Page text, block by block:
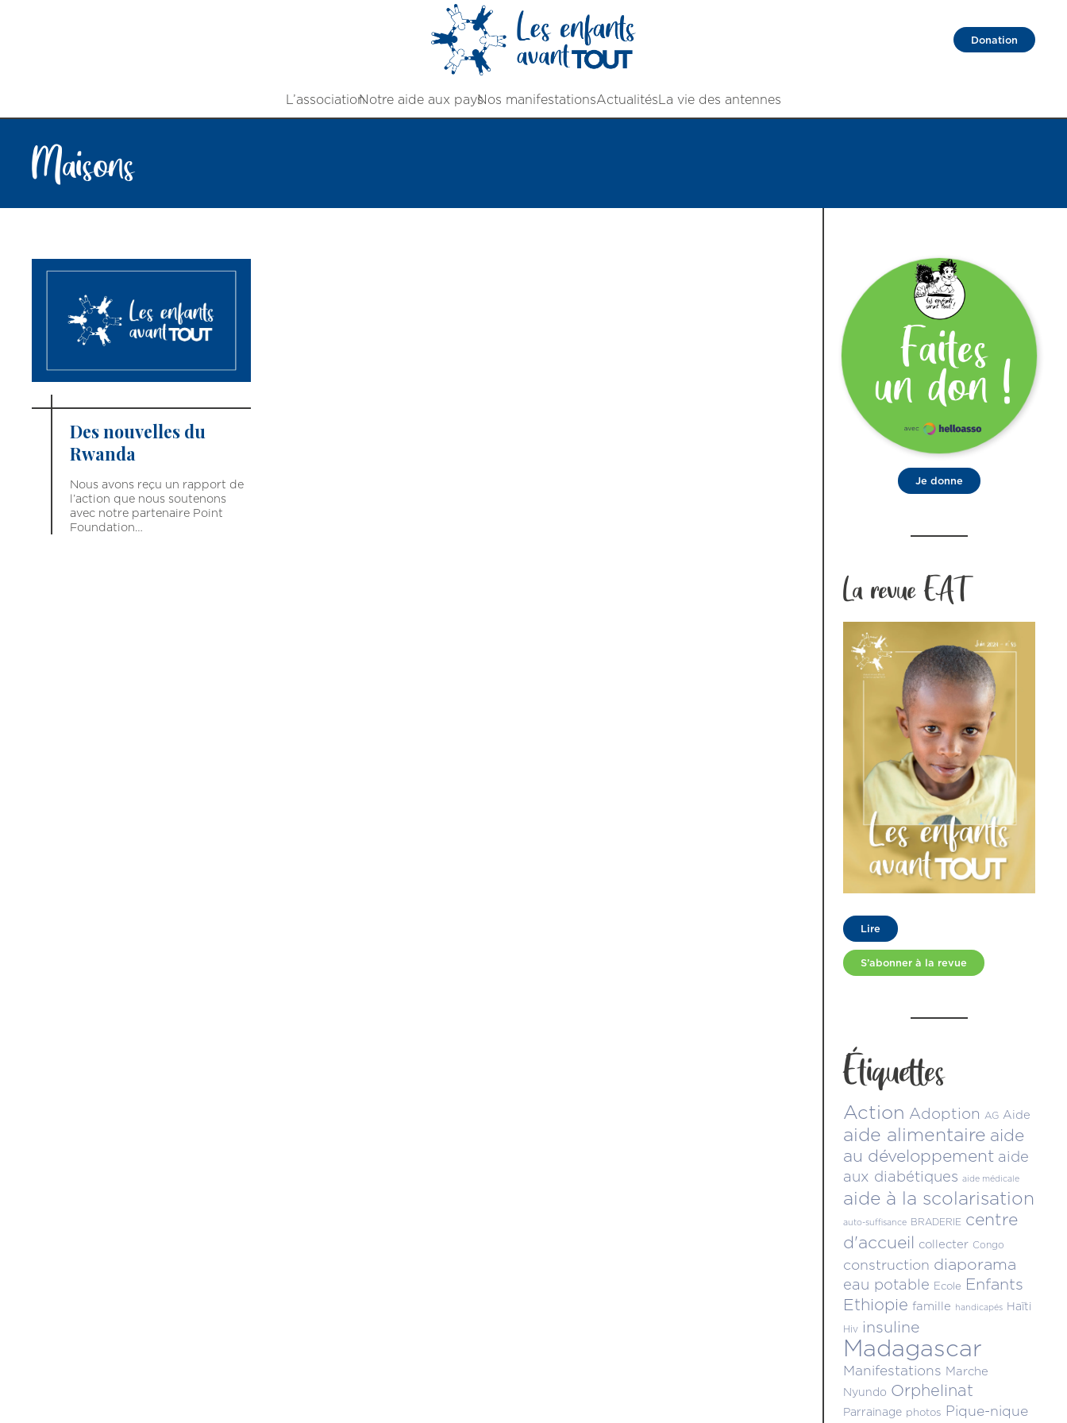
Donation
L’associationNotre aide aux paysNos manifestationsActualitésLa vie des antennes
Maisons
Des nouvelles du
Rwanda
Nous avons reçu un rapport de
l’action que nous soutenons
avec notre partenaire Point
Foundation…
Je donne
La revue EAT
Lire
S’abonner à la revue
Étiquettes
Action Adoption AG Aide
aide alimentaire aide
au développement aide
aux diabétiques aide médicale
aide à la scolarisation
auto-suffisance BRADERIE centre
d'accueil collecter Congo
construction diaporama
eau potable Ecole Enfants
Ethiopie famille handicapés Haïti
Hiv insuline
Madagascar
Manifestations Marche
Nyundo Orphelinat
Parrainage photos Pique-nique